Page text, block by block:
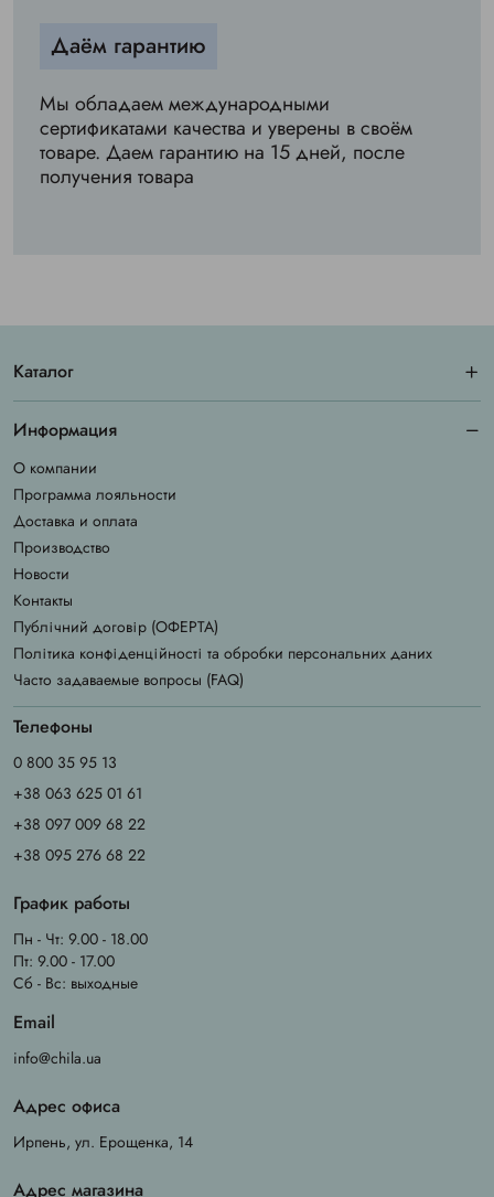
Даём гарантию
Мы обладаем международными
сертификатами качества и уверены в своём
товаре. Даем гарантию на 15 дней, после
получения товара
Каталог
Информация
О компании
Программа лояльности
Доставка и оплата
Производство
Новости
Контакты
Публічний договір (ОФЕРТА)
Політика конфіденційності та обробки персональних даних
Часто задаваемые вопросы (FAQ)
Телефоны
0 800 35 95 13
+38 063 625 01 61
+38 097 009 68 22
+38 095 276 68 22
График работы
Пн - Чт: 9.00 - 18.00
Пт: 9.00 - 17.00
Сб - Вс: выходные
Email
info@chila.ua
Адрес офиса
Ирпень, ул. Ерощенка, 14
Адрес магазина